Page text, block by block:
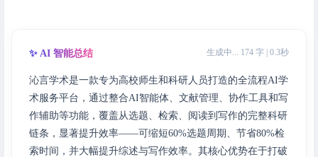
✨ AI 智能总结 生成中... 174 字 | 0.3秒
沁言学术是一款专为高校师生和科研人员打造的全流程AI学
术服务平台，通过整合AI智能体、文献管理、协作工具和写
作辅助等功能，覆盖从选题、检索、阅读到写作的完整科研
链条，显著提升效率——可缩短60%选题周期、节省80%检
索时间，并大幅提升综述与写作效率。其核心优势在于打破